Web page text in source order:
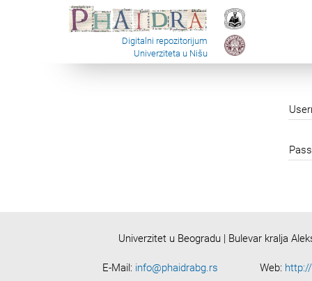
Digitalni repozitorijum
Univerziteta u Nišu
Univerzitet u Beogradu | Bulevar kralja
E-Mail: info@phaidrabg.rs Web: